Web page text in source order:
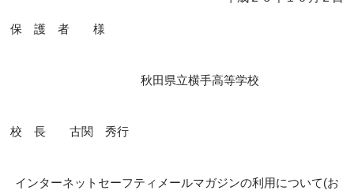
保 護 者 様
秋田県立横手高等学校
校 長 古関 秀行
インターネットセーフティメールマガジンの利用について(お